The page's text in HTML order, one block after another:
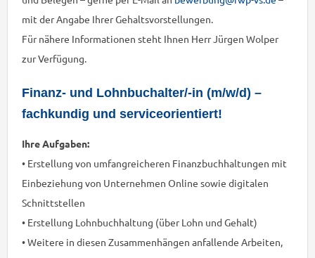
mit der Angabe Ihrer Gehaltsvorstellungen.
Für nähere Informationen steht Ihnen Herr Jürgen Wolper
zur Verfügung.
Finanz- und Lohnbuchalter/-in (m/w/d) –
fachkundig und serviceorientiert!
Ihre Aufgaben:
• Erstellung von umfangreicheren Finanzbuchhaltungen mit
Einbeziehung von Unternehmen Online sowie digitalen
Schnittstellen
• Erstellung Lohnbuchhaltung (über Lohn und Gehalt)
• Weitere in diesen Zusammenhängen anfallende Arbeiten,